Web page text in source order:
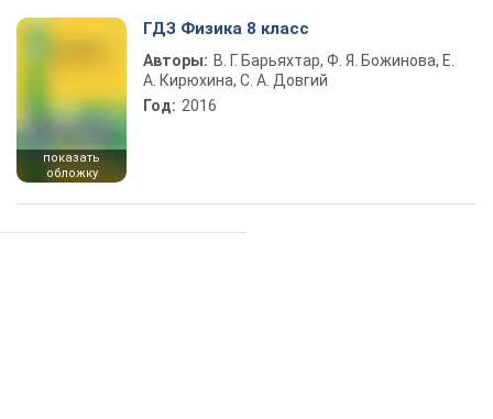
показать
обложку
ГДЗ Физика 8 класс
Авторы: В. Г. Барьяхтар, Ф. Я. Божинова, Е.
А. Кирюхина, С. А. Довгий
Год: 2016